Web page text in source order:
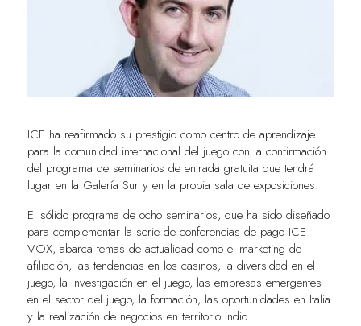
ICE ha reafirmado su prestigio como centro de aprendizaje
para la comunidad internacional del juego con la confirmación
del programa de seminarios de entrada gratuita que tendrá
lugar en la Galería Sur y en la propia sala de exposiciones.
El sólido programa de ocho seminarios, que ha sido diseñado
para complementar la serie de conferencias de pago ICE
VOX, abarca temas de actualidad como el marketing de
afiliación, las tendencias en los casinos, la diversidad en el
juego, la investigación en el juego, las empresas emergentes
en el sector del juego, la formación, las oportunidades en Italia
y la realización de negocios en territorio indio.